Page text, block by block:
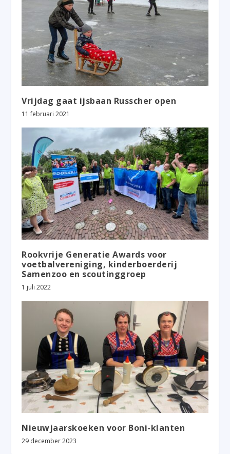
Vrijdag gaat ijsbaan Russcher open
11 februari 2021
Rookvrije Generatie Awards voor
voetbalvereniging, kinderboerderij
Samenzoo en scoutinggroep
1 juli 2022
Nieuwjaarskoeken voor Boni-klanten
29 december 2023